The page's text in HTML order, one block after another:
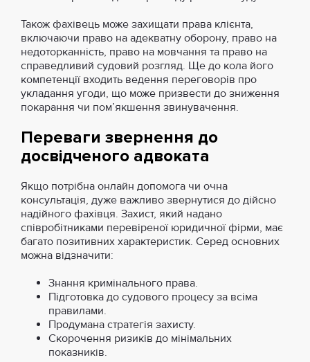
Також фахівець може захищати права клієнта,
включаючи право на адекватну оборону, право на
недоторканність, право на мовчання та право на
справедливий судовий розгляд. Ще до кола його
компетенції входить ведення переговорів про
укладання угоди, що може призвести до зниження
покарання чи пом’якшення звинувачення.
Переваги звернення до
досвідченого адвоката
Якщо потрібна онлайн допомога чи очна
консультація, дуже важливо звернутися до дійсно
надійного фахівця. Захист, який надано
співробітниками перевіреної юридичної фірми, має
багато позитивних характеристик. Серед основних
можна відзначити:
Знання кримінального права.
Підготовка до судового процесу за всіма
правилами.
Продумана стратегія захисту.
Скорочення ризиків до мінімальних
показників.